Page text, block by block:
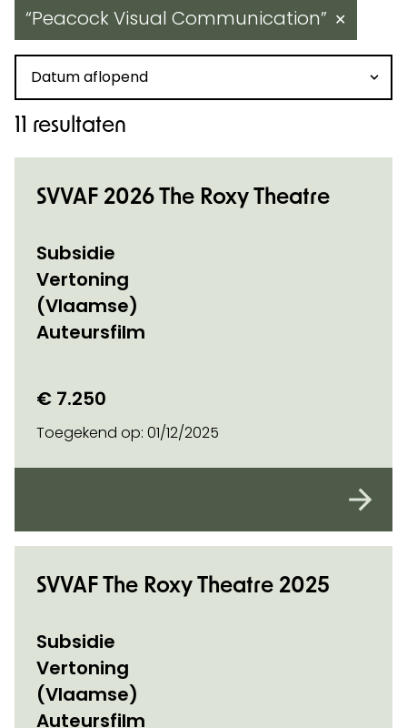
Peacock Visual Communication ✕
Sorteren op datum
11 resultaten
SVVAF 2026 The Roxy Theatre
Subsidie
Vertoning
(Vlaamse)
Auteursfilm
€ 7.250
Toegekend op: 01/12/2025
SVVAF The Roxy Theatre 2025
Subsidie
Vertoning
(Vlaamse)
Auteursfilm